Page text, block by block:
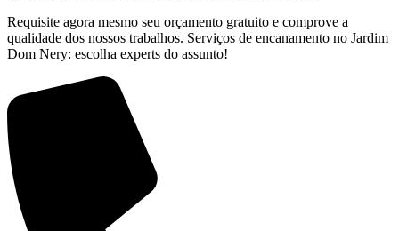
Requisite agora mesmo seu orçamento gratuito e comprove a
qualidade dos nossos trabalhos. Serviços de encanamento no Jardim
Dom Nery: escolha experts do assunto!